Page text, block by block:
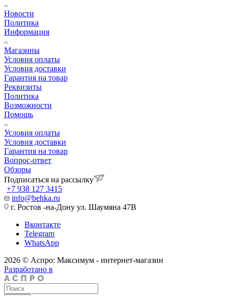
Новости
Политика
Информация
Магазины
Условия оплаты
Условия доставки
Гарантия на товар
Реквизиты
Политика
Возможности
Помощь
Условия оплаты
Условия доставки
Гарантия на товар
Вопрос-ответ
Обзоры
Подписаться на рассылку
+7 938 127 3415
info@behka.ru
г. Ростов -на-Дону ул. Шаумяна 47В
Вконтакте
Telegram
WhatsApp
2026 © Аспро: Максимум - интернет-магазин
Разработано в